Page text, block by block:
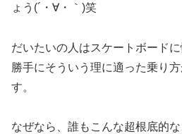
ょう(´・∀・｀)笑
だいたいの人はスケートボード
勝手にそういう理に適った乗り
す。
なぜなら、誰もこんな超根底的